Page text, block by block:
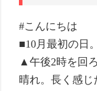
#こんにちは
■10月最初の日。
▲午後2時を回
晴れ。長く感